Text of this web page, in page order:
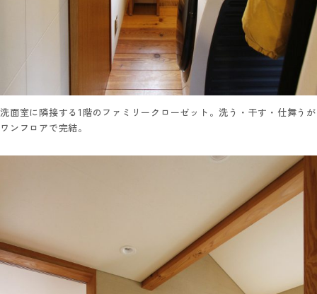
洗面室に隣接する1階のファミリークローゼット。洗う・干す・仕舞うが
ワンフロアで完結。